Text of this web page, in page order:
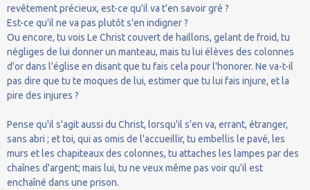
revêtement précieux, est-ce qu'il va t'en savoir gré ?
Est-ce qu'il ne va pas plutôt s'en indigner ?
Ou encore, tu vois Le Christ couvert de haillons, gelant de froid, tu
négliges de lui donner un manteau, mais tu lui élèves des colonnes
d'or dans l'église en disant que tu fais cela pour l'honorer. Ne va-t-il
pas dire que tu te moques de lui, estimer que tu lui fais injure, et la
pire des injures ?
Pense qu'il s'agit aussi du Christ, lorsqu'il s'en va, errant, étranger,
sans abri ; et toi, qui as omis de l'accueillir, tu embellis le pavé, les
murs et les chapiteaux des colonnes, tu attaches les lampes par des
chaînes d'argent; mais lui, tu ne veux même pas voir qu'il est
enchaîné dans une prison.